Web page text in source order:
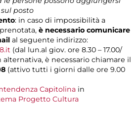
posto
: in caso di impossibilità a
è necessario comunicare
al seguente indirizzo:
(dal lun.al giov. ore 8.30 – 17.00/
alternativa, è necessario chiamare il
(attivo tutti i giorni dalle ore 9.00
Capitolina in
Progetto Cultura